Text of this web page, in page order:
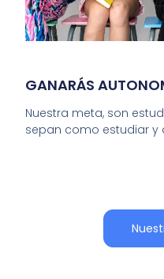
GANARÁS
Nuestra meta, son
sepan como estudiar y